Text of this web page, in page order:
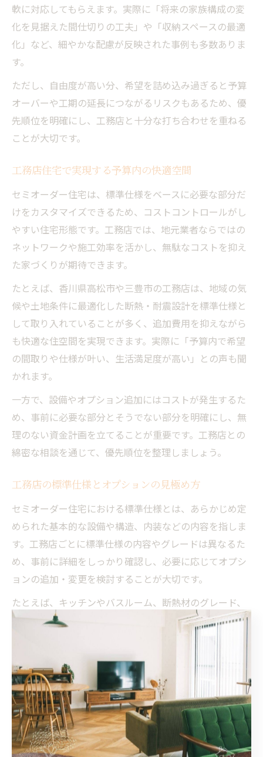
軟に対応してもらえます。実際に「将来の家族構成の変
化を見据えた間仕切りの工夫」や「収納スペースの最適
化」など、細やかな配慮が反映された事例も多数ありま
す。
ただし、自由度が高い分、希望を詰め込み過ぎると予算
オーバーや工期の延長につながるリスクもあるため、優
先順位を明確にし、工務店と十分な打ち合わせを重ねる
ことが大切です。
工務店住宅で実現する予算内の快適空間
セミオーダー住宅は、標準仕様をベースに必要な部分だ
けをカスタマイズできるため、コストコントロールがし
やすい住宅形態です。工務店では、地元業者ならではの
ネットワークや施工効率を活かし、無駄なコストを抑え
た家づくりが期待できます。
たとえば、香川県高松市や三豊市の工務店は、地域の気
候や土地条件に最適化した断熱・耐震設計を標準仕様と
して取り入れていることが多く、追加費用を抑えながら
も快適な住空間を実現できます。実際に「予算内で希望
の間取りや仕様が叶い、生活満足度が高い」との声も聞
かれます。
一方で、設備やオプション追加にはコストが発生するた
め、事前に必要な部分とそうでない部分を明確にし、無
理のない資金計画を立てることが重要です。工務店との
綿密な相談を通じて、優先順位を整理しましょう。
工務店の標準仕様とオプションの見極め方
セミオーダー住宅における標準仕様とは、あらかじめ定
められた基本的な設備や構造、内装などの内容を指しま
す。工務店ごとに標準仕様の内容やグレードは異なるた
め、事前に詳細をしっかり確認し、必要に応じてオプシ
ョンの追加・変更を検討することが大切です。
たとえば、キッチンやバスルーム、断熱材のグレード、
外壁材など、標準仕様とオプションの差を明確にしてお
くことで、予算内で希望を叶えることが可能です。実際
グレードアップして使い勝手を重視した」など、利用者
の声も多様です。
注意点として、オプションを増やしすぎると全体のコス
トが膨らむため、家族で優先順位を話し合い、工務店担
当者と納得いくまで打ち合わせを行うことが成功のポイ